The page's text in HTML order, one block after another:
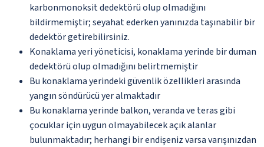
karbonmonoksit dedektörü olup olmadığını
bildirmemiştir; seyahat ederken yanınızda taşınabilir bir
dedektör getirebilirsiniz.
Konaklama yeri yöneticisi, konaklama yerinde bir duman
dedektörü olup olmadığını belirtmemiştir
Bu konaklama yerindeki güvenlik özellikleri arasında
yangın söndürücü yer almaktadır
Bu konaklama yerinde balkon, veranda ve teras gibi
çocuklar için uygun olmayabilecek açık alanlar
bulunmaktadır; herhangi bir endişeniz varsa varışınızdan